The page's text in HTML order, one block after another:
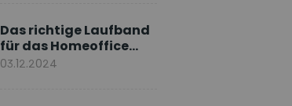
Das richtige Laufband
für das Homeoffice
wählen
03.12.2024